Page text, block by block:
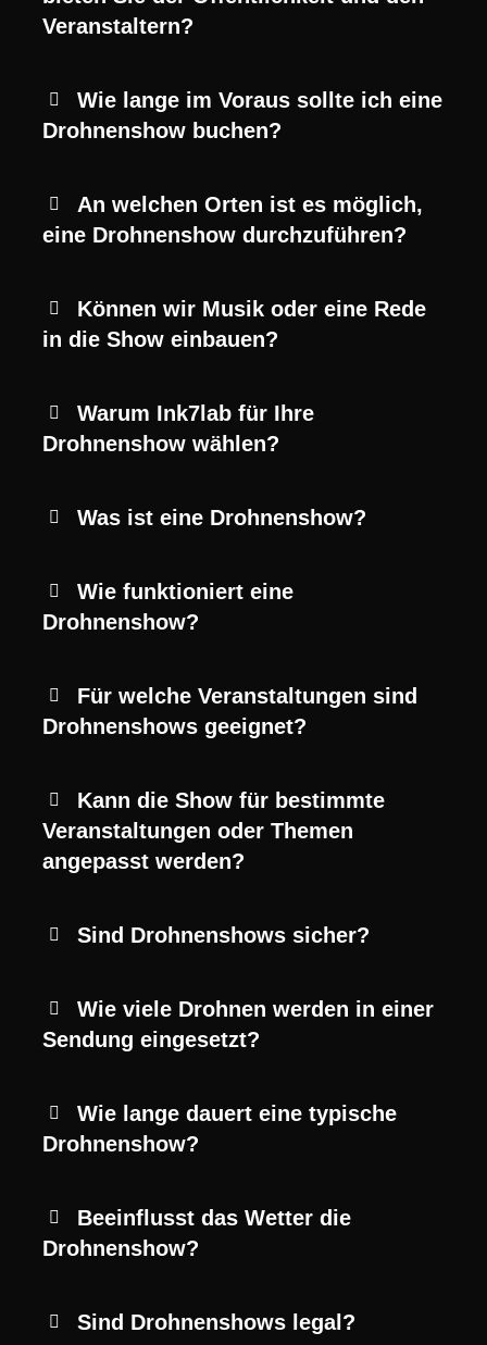
Veranstaltern?
Wie lange im Voraus sollte ich eine
Drohnenshow buchen?
An welchen Orten ist es möglich,
eine Drohnenshow durchzuführen?
Können wir Musik oder eine Rede
in die Show einbauen?
Warum Ink7lab für Ihre
Drohnenshow wählen?
Was ist eine Drohnenshow?
Wie funktioniert eine
Drohnenshow?
Für welche Veranstaltungen sind
Drohnenshows geeignet?
Kann die Show für bestimmte
Veranstaltungen oder Themen
angepasst werden?
Sind Drohnenshows sicher?
Wie viele Drohnen werden in einer
Sendung eingesetzt?
Wie lange dauert eine typische
Drohnenshow?
Beeinflusst das Wetter die
Drohnenshow?
Sind Drohnenshows legal?